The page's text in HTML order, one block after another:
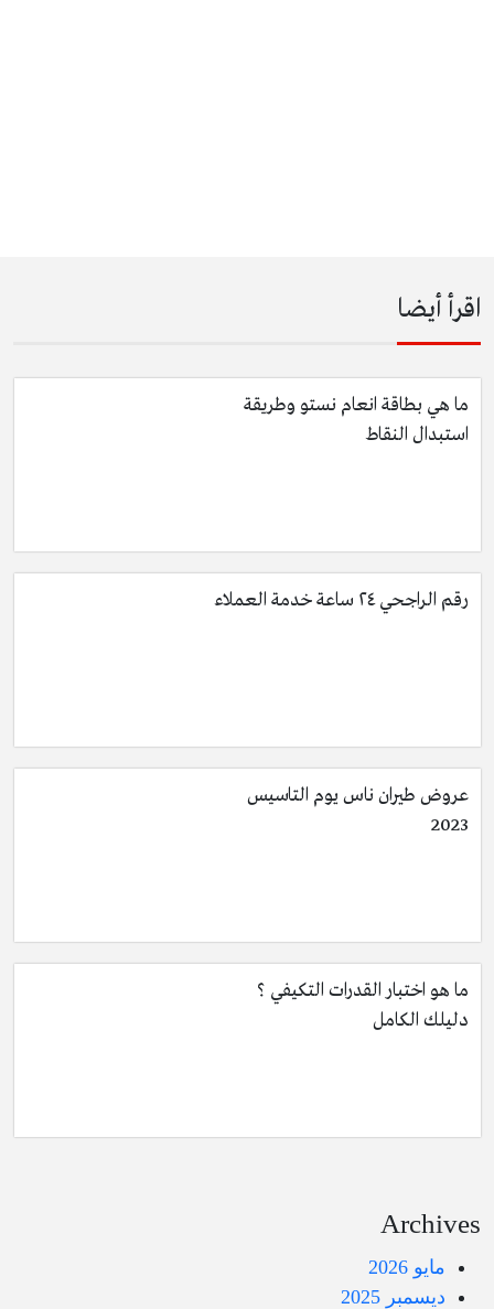
اقرأ أيضا
ما هي بطاقة انعام نستو وطريقة
استبدال النقاط
رقم الراجحي ٢٤ ساعة خدمة العملاء
عروض طيران ناس يوم التاسيس
2023
ما هو اختبار القدرات التكيفي ؟
دليلك الكامل
Archives
مايو 2026
ديسمبر 2025